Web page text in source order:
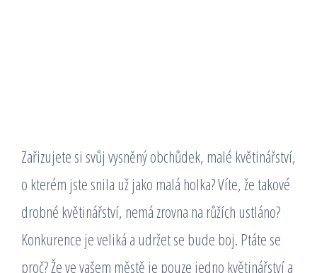
Zařizujete si svůj vysněný obchůdek, malé květinářství,
o kterém jste snila už jako malá holka? Víte, že takové
drobné květinářství, nemá zrovna na růžích ustláno?
Konkurence je veliká a udržet se bude boj. Ptáte se
proč? Že ve vašem městě je pouze jedno květinářství a